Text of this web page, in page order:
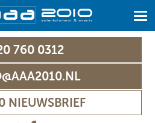
760 0312
NIEUWSBRIEF